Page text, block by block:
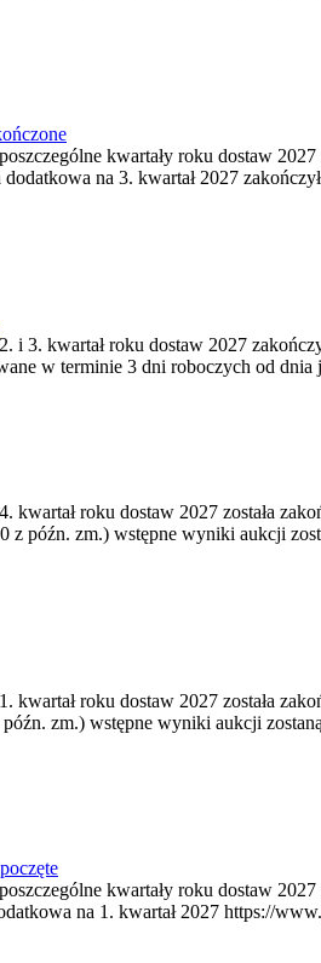
kwartały roku dostaw
na 3. kwartał 2027
i 3. kwartał roku dostaw 2027
w terminie 3 dni roboczych od dnia
roku dostaw 2027 została
późn. zm.) wstępne wyniki aukcji
roku dostaw 2027 została
zm.) wstępne wyniki aukcji
kwartały roku dostaw
na 1. kwartał 2027 https://